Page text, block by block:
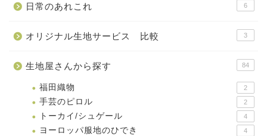
日常のあれこれ 6
オリジナル生地サービス 比較 3
生地屋さんから探す 84
福田織物 2
手芸のピロル 2
トーカイ/シュゲール 4
ヨーロッパ服地のひでき 4